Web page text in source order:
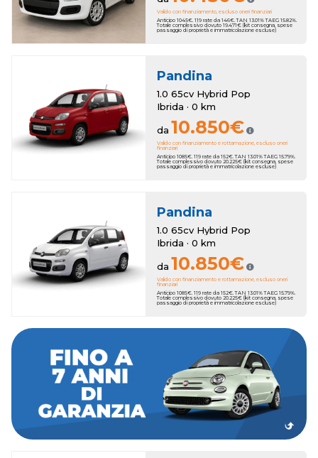
Valido con finanziamento, escluso oneri finanziari
Anticipo 1045€. 119 rate da 146€. TAN 13.01% TAEG 15.82%.
Totale complessivo dovuto 19.471€ (kit consegna, spese
passaggio di proprietà e immatricolazione escluse)
Pandina
1.0 65cv Hybrid Pop
Ibrida · 0 km
da 10.850€
Valido con finanziamento e rottamazione, escluso oneri
finanziari
Anticipo 1085€. 119 rate da 152€. TAN 13.01% TAEG 15.79%.
Totale complessivo dovuto 20.225€ (kit consegna, spese
passaggio di proprietà e immatricolazione escluse)
Pandina
1.0 65cv Hybrid Pop
Ibrida · 0 km
da 10.850€
Valido con finanziamento e rottamazione, escluso oneri
finanziari
Anticipo 1085€. 119 rate da 152€. TAN 13.01% TAEG 15.79%.
Totale complessivo dovuto 20.225€ (kit consegna, spese
passaggio di proprietà e immatricolazione escluse)
Le vetture km zero godono di due anni di garanzia di casa
madre, al pari delle auto nuove, mentre sui modelli usati
beneficerai di un anno di garanzia Romana Auto.
In entrambi i casi, al momento dell'acquisto, puoi scegliere di
estendere la copertura fino a 7 anni.